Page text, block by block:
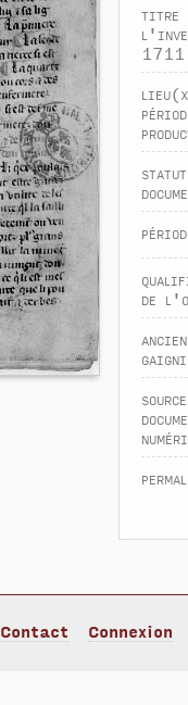
titre
1711
de
Contact Connexion